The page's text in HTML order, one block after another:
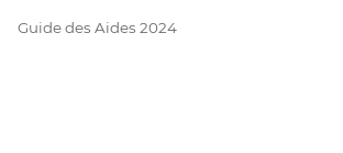
Guide des Aides 2024